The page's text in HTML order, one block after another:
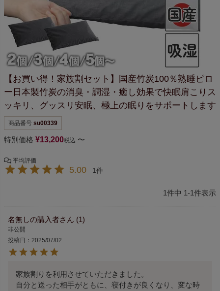
【お買い得！家族割セット】
国産竹炭100％熟睡ピロ
ー 日本製竹炭の消臭・調湿・癒し効果で快眠肩こりス
ッキリ、グッスリ安眠、 極上の眠りをサポートします
商品番号 su00339
特別価格 ¥13,200税込 〜
5.00 1
1件中 1-1件表示
名無しの購入者 1
非公開
投稿日
2025/07/02
家族割りを利用させていただきました。
自分と送った相手がともに、寝付きが良くなり、変な時